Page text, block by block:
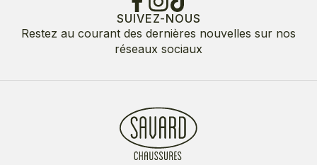
SUIVEZ-NOUS
Restez au courant des dernières nouvelles sur nos
réseaux sociaux